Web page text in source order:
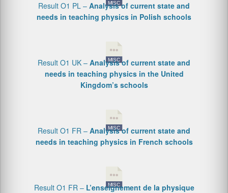
Result O1 PL – Analysis of current state and
needs in teaching physics in Polish schools
Result O1 UK – Analysis of current state and
needs in teaching physics in the United
Kingdom’s schools
Result O1 FR – Analysis of current state and
needs in teaching physics in French schools
Result O1 FR – L’enseignement de la physique